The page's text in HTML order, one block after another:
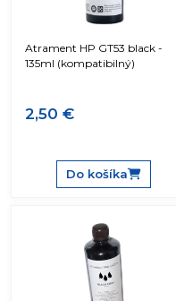
Atrament HP GT53 black -
135ml (kompatibilný)
2,50 €
Do košíka